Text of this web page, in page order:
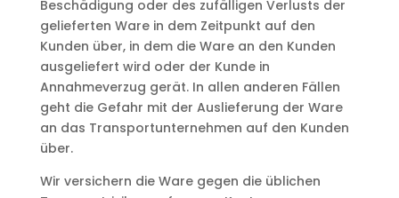
Beschädigung oder des zufälligen Verlusts der
gelieferten Ware in dem Zeitpunkt auf den
Kunden über, in dem die Ware an den Kunden
ausgeliefert wird oder der Kunde in
Annahmeverzug gerät. In allen anderen Fällen
geht die Gefahr mit der Auslieferung der Ware
an das Transportunternehmen auf den Kunden
über.
Wir versichern die Ware gegen die üblichen